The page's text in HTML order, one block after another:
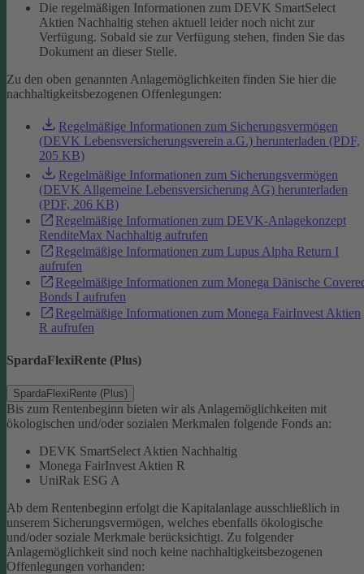
Die regelmäßigen Informationen zum DEVK SmartSelect
Aktien Nachhaltig stehen aktuell leider noch nicht zur
Verfügung. Sobald sie zur Verfügung stehen, finden Sie das
Dokument an dieser Stelle.
Zu den oben genannten Anlagemöglichkeiten finden Sie hier die
nachhaltigkeitsbezogenen Offenlegungen:
Regelmäßige Informationen zum Sicherungsvermögen
(DEVK Lebensversicherungsverein a.G.) herunterladen (PDF,
205 KB)
Regelmäßige Informationen zum Sicherungsvermögen
(DEVK Allgemeine Lebensversicherung AG) herunterladen
(PDF, 206 KB)
Regelmäßige Informationen zum DEVK-Anlagekonzept
RenditeMax Nachhaltig aufrufen
Regelmäßige Informationen zum Lupus Alpha Return I
aufrufen
Regelmäßige Informationen zum Monega Dänische
Bonds I aufrufen
Regelmäßige Informationen zum Monega FairInvest Aktien
R aufrufen
SpardaFlexiRente (Plus)
SpardaFlexiRente (Plus)
Bis zum Rentenbeginn bieten wir als Anlagemöglichkeiten mit
ökologischen und/oder sozialen Merkmalen folgende Fonds an:
DEVK SmartSelect Aktien Nachhaltig
Monega FairInvest Aktien R
UniRak ESG A
Ab dem Rentenbeginn erfolgt die Kapitalanlage ausschließlich in
unserem Sicherungsvermögen, welches ebenfalls ökologische
und/oder soziale Merkmale berücksichtigt. Zu folgender
Anlagemöglichkeit sind noch keine nachhaltigkeitsbezogenen
Offenlegungen vorhanden: